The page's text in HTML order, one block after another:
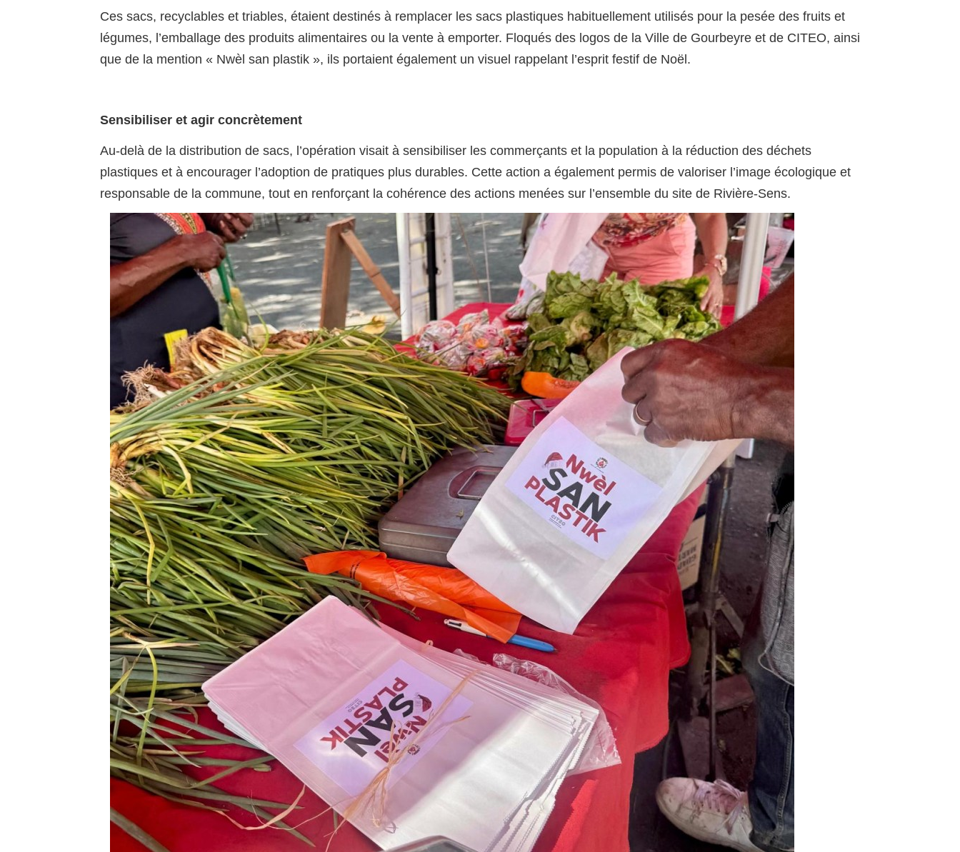
Ces sacs, recyclables et triables, étaient destinés à remplacer les sacs plastiques habituellement utilisés pour la pesée des fruits et
légumes, l’emballage des produits alimentaires ou la vente à emporter. Floqués des logos de la Ville de Gourbeyre et de CITEO, ainsi
que de la mention « Nwèl san plastik », ils portaient également un visuel rappelant l’esprit festif de Noël.
Sensibiliser et agir concrètement
Au-delà de la distribution de sacs, l’opération visait à sensibiliser les commerçants et la population à la réduction des déchets
plastiques et à encourager l’adoption de pratiques plus durables. Cette action a également permis de valoriser l’image écologique et
responsable de la commune, tout en renforçant la cohérence des actions menées sur l’ensemble du site de Rivière-Sens.